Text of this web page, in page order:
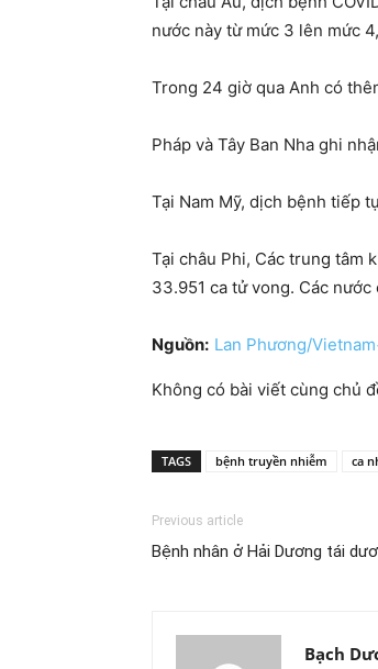
nước này từ mức 3 lên mức
Trong 24 giờ qua Anh có
Pháp và Tây Ban Nha ghi
Tại Nam Mỹ, dịch bệnh tiếp
Tại châu Phi, Các trung tâm
33.951 ca tử vong. Các
Nguồn: Lan Phương/
Không có bài viết cùng chủ
TAGS bệnh truyền nhiễm ca
Previous article
Bệnh nhân ở Hải Dương tái
Bạch